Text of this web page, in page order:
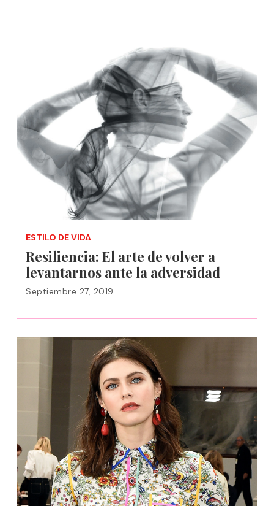
ESTILO DE VIDA
Resiliencia: El arte de volver a
levantarnos ante la adversidad
Septiembre 27, 2019